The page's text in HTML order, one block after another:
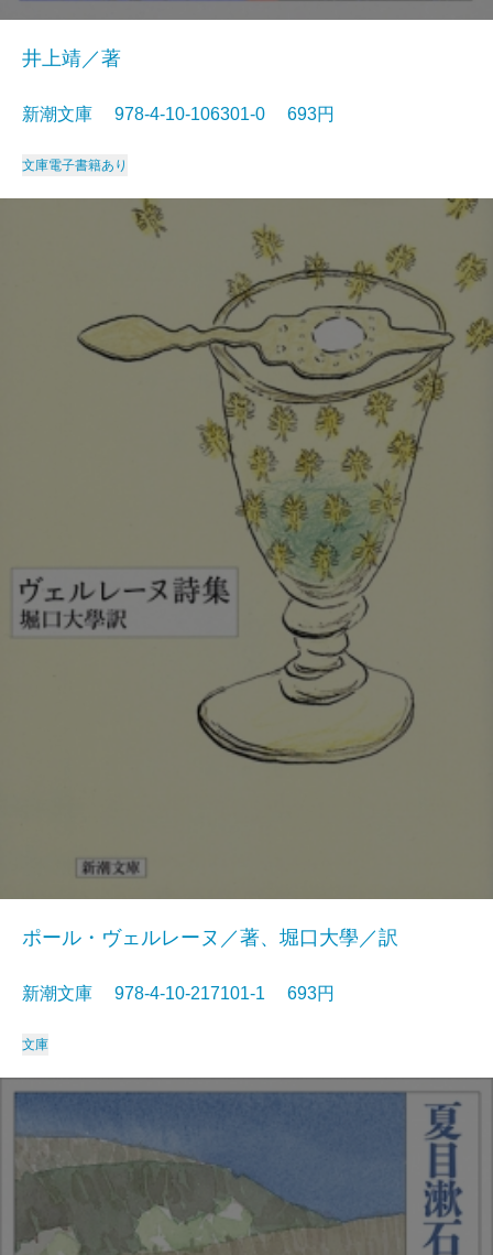
井上靖／著
新潮文庫 978-4-10-106301-0 693円
文庫電子書籍あり
ポール・ヴェルレーヌ／著、堀口大學／訳
新潮文庫 978-4-10-217101-1 693円
文庫